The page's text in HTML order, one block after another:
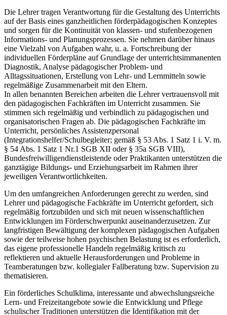
Die Lehrer tragen Verantwortung für die Gestaltung des Unterrichts
auf der Basis eines ganzheitlichen förderpädagogischen Konzeptes
und sorgen für die Kontinuität von klassen- und stufenbezogenen
Informations- und Planungsprozessen. Sie nehmen darüber hinaus
eine Vielzahl von Aufgaben wahr, u. a. Fortschreibung der
individuellen Förderpläne auf Grundlage der unterrichtsimmanenten
Diagnostik, Analyse pädagogischer Problem- und
Alltagssituationen, Erstellung von Lehr- und Lernmitteln sowie
regelmäßige Zusammenarbeit mit den Eltern.
In allen benannten Bereichen arbeiten die Lehrer vertrauensvoll mit
den pädagogischen Fachkräften im Unterricht zusammen. Sie
stimmen sich regelmäßig und verbindlich zu pädagogischen und
organisatorischen Fragen ab. Die pädagogischen Fachkräfte im
Unterricht, persönliches Assistenzpersonal
(Integrationshelfer/Schulbegleiter; gemäß § 53 Abs. 1 Satz 1 i. V. m.
§ 54 Abs. 1 Satz 1 Nr.1 SGB XII oder § 35a SGB VIII),
Bundesfreiwilligendienstleistende oder Praktikanten unterstützen die
ganztägige Bildungs- und Erziehungsarbeit im Rahmen ihrer
jeweiligen Verantwortlichkeiten.
Um den umfangreichen Anforderungen gerecht zu werden, sind
Lehrer und pädagogische Fachkräfte im Unterricht gefordert, sich
regelmäßig fortzubilden und sich mit neuen wissenschaftlichen
Entwicklungen im Förderschwerpunkt auseinanderzusetzen. Zur
langfristigen Bewältigung der komplexen pädagogischen Aufgaben
sowie der teilweise hohen psychischen Belastung ist es erforderlich,
das eigene professionelle Handeln regelmäßig kritisch zu
reflektieren und aktuelle Herausforderungen und Probleme in
Teamberatungen bzw. kollegialer Fallberatung bzw. Supervision zu
thematisieren.
Ein förderliches Schulklima, interessante und abwechslungsreiche
Lern- und Freizeitangebote sowie die Entwicklung und Pflege
schulischer Traditionen unterstützen die Identifikation mit der